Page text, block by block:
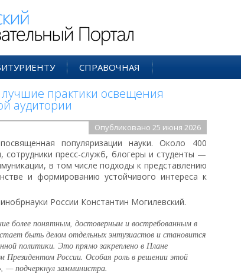
СПРАВОЧНАЯ
практики освещения
аудитории
Опубликовано 25 июня 2026
популяризации науки. Около 400
пресс-служб, блогеры и студенты —
в том числе подходы к представлению
и формированию устойчивого интереса к
России Константин Могилевский.
более понятным, достоверным и востребованным в
быть делом отдельных энтузиастов и становится
политики. Это прямо закреплено в Плане
Президентом России. Особая роль в решении этой
— подчеркнул замминистра.